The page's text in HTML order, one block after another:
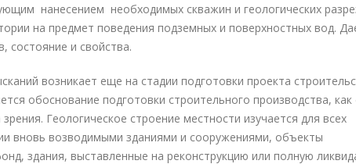
нанесением необходимых скважин и геологических
на предмет поведения подземных и поверхностных вод.
состояние и свойства.
возникает еще на стадии подготовки проекта
обоснование подготовки строительного производства, как
Геологическое строение местности изучается для всех
вновь возводимыми зданиями и сооружениями, объекты
здания, выставленные на реконструкцию или полную